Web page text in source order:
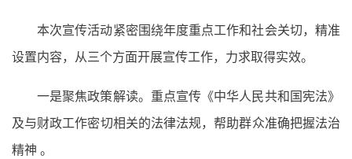
本次宣传活动紧密围绕年度重点工作和社会关切，精准
设置内容，从三个方面开展宣传工作，力求取得实效。
一是聚焦政策解读。重点宣传《中华人民共和国宪法》
及与财政工作密切相关的法律法规，帮助群众准确把握法治
精神 。